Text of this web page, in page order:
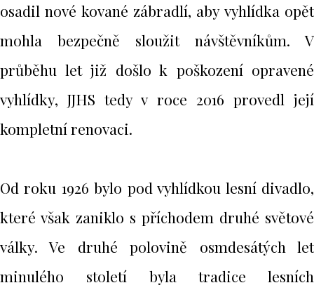
osadil nové kované zábradlí, aby vyhlídka opět
mohla bezpečně sloužit návštěvníkům. V
průběhu let již došlo k poškození opravené
vyhlídky, JJHS tedy v roce 2016 provedl její
kompletní renovaci.
Od roku 1926 bylo pod vyhlídkou lesní divadlo,
které však zaniklo s příchodem druhé světové
války. Ve druhé polovině osmdesátých let
minulého století byla tradice lesních